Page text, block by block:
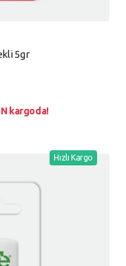
5gr
kargoda!
Hızlı Kargo